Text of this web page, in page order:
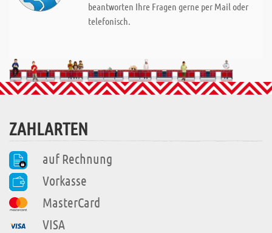
beantworten Ihre Fragen gerne per Mail oder
telefonisch.
ZAHLARTEN
auf Rechnung
Vorkasse
MasterCard
VISA